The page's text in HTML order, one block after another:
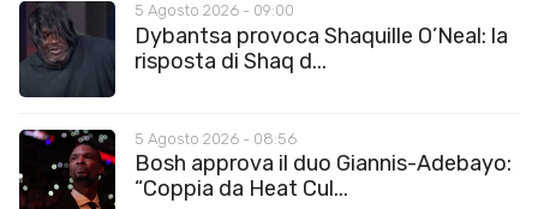
5 Agosto 2026 - 09:00
Dybantsa provoca Shaquille O’Neal: la
risposta di Shaq d...
5 Agosto 2026 - 08:56
Bosh approva il duo Giannis-Adebayo:
“Coppia da Heat Cul...